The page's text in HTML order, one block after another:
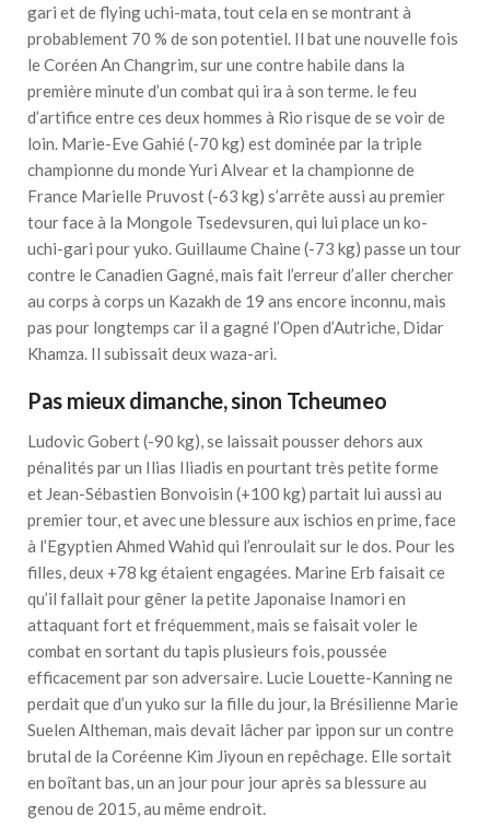
gari et de flying uchi-mata, tout cela en se montrant à
probablement 70 % de son potentiel. Il bat une nouvelle fois
le Coréen An Changrim, sur une contre habile dans la
première minute d’un combat qui ira à son terme. le feu
d’artifice entre ces deux hommes à Rio risque de se voir de
loin. Marie-Eve Gahié (-70 kg) est dominée par la triple
championne du monde Yuri Alvear et la championne de
France Marielle Pruvost (-63 kg) s’arrête aussi au premier
tour face à la Mongole Tsedevsuren, qui lui place un ko-
uchi-gari pour yuko. Guillaume Chaine (-73 kg) passe un tour
contre le Canadien Gagné, mais fait l’erreur d’aller chercher
au corps à corps un Kazakh de 19 ans encore inconnu, mais
pas pour longtemps car il a gagné l’Open d’Autriche, Didar
Khamza. Il subissait deux waza-ari.
Pas mieux dimanche, sinon Tcheumeo
Ludovic Gobert (-90 kg), se laissait pousser dehors aux
pénalités par un Ilias Iliadis en pourtant très petite forme
et Jean-Sébastien Bonvoisin (+100 kg) partait lui aussi au
premier tour, et avec une blessure aux ischios en prime, face
à l’Egyptien Ahmed Wahid qui l’enroulait sur le dos. Pour les
filles, deux +78 kg étaient engagées. Marine Erb faisait ce
qu’il fallait pour gêner la petite Japonaise Inamori en
attaquant fort et fréquemment, mais se faisait voler le
combat en sortant du tapis plusieurs fois, poussée
efficacement par son adversaire. Lucie Louette-Kanning ne
perdait que d’un yuko sur la fille du jour, la Brésilienne Marie
Suelen Altheman, mais devait lâcher par ippon sur un contre
brutal de la Coréenne Kim Jiyoun en repêchage. Elle sortait
en boîtant bas, un an jour pour jour après sa blessure au
genou de 2015, au même endroit.